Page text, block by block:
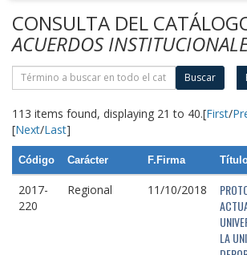
CONSULTA DEL
ACUERDOS
Buscar
113 items found, displaying 21 to 40.[First/
[Next/Last]
Código Carácter F.Firma
2017-
220
Regional 11/10/2018
LA